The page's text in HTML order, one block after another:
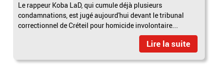
Le rappeur Koba LaD, qui cumule déjà plusieurs
condamnations, est jugé aujourd'hui devant le tribunal
correctionnel de Créteil pour homicide involontaire...
Lire la suite